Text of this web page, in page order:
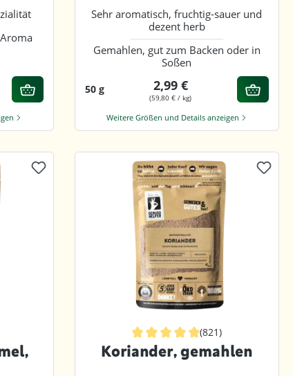
Sehr aromatisch, fruchtig-sauer und
dezent herb
Gemahlen, gut zum Backen oder in
Soßen
50 g 2,99 €
(59,80 € / kg)
Weitere Größen und Details anzeigen
von 4.9 von 5 SternenDurchschnittliche Bewertung von
(821)
Koriander, gemahlen